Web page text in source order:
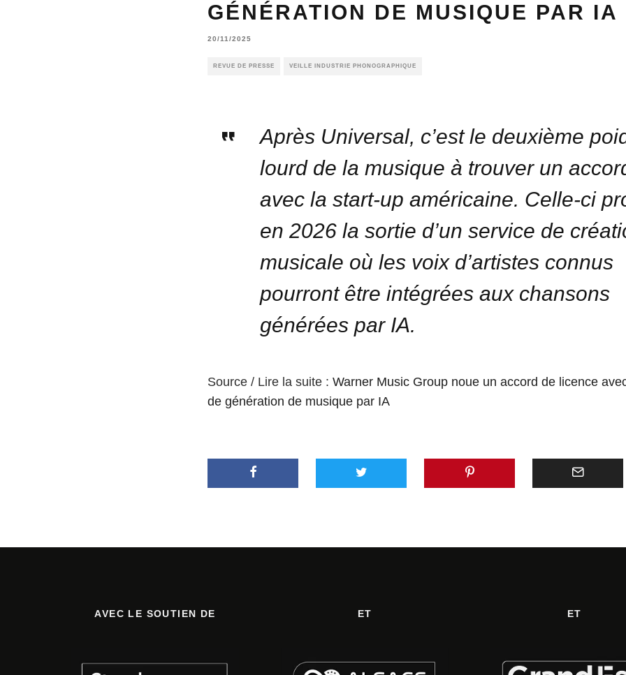
GÉNÉRATION DE MUSIQUE PAR IA
20/11/2025
REVUE DE PRESSE VEILLE INDUSTRIE PHONOGRAPHIQUE
Après Universal, c’est le deuxième
lourd de la musique à trouver un
avec la start-up américaine. Celle-ci
en 2026 la sortie d’un service de
musicale où les voix d’artistes connus
pourront être intégrées aux chansons
générées par IA.
Source / Lire la suite : Warner Music Group noue un accord de licence
de génération de musique par IA
AVEC LE SOUTIEN DE ET ET